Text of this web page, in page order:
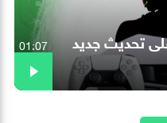
على تحديث جديد
01:07